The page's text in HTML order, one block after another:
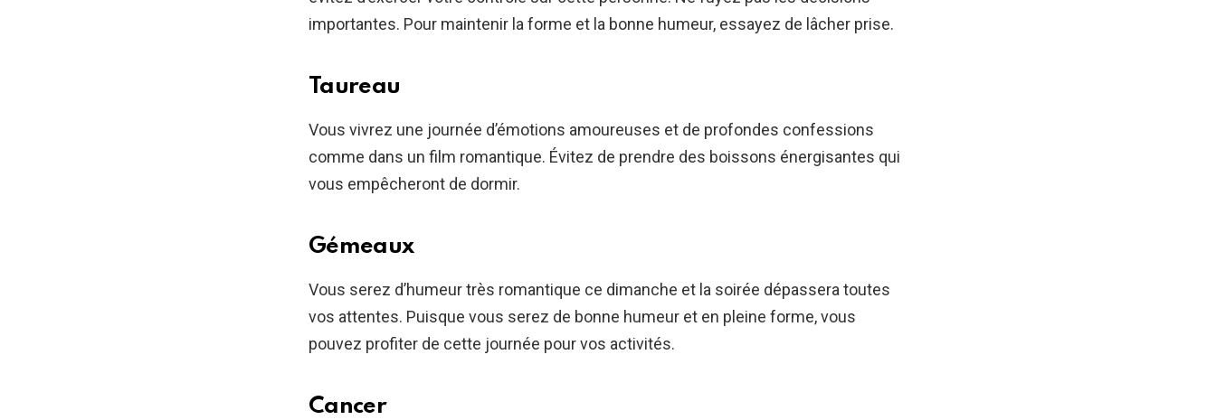
importantes. Pour maintenir la forme et la bonne humeur, essayez de lâcher prise.
Taureau
Vous vivrez une journée d’émotions amoureuses et de profondes confessions
comme dans un film romantique. Évitez de prendre des boissons énergisantes qui
vous empêcheront de dormir.
Gémeaux
Vous serez d’humeur très romantique ce dimanche et la soirée dépassera toutes
vos attentes. Puisque vous serez de bonne humeur et en pleine forme, vous
pouvez profiter de cette journée pour vos activités.
Cancer